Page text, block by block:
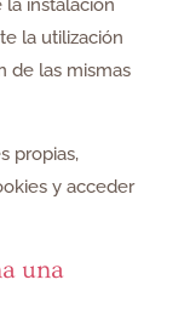
instalación
la utilización
de las mismas
propias,
y acceder
una